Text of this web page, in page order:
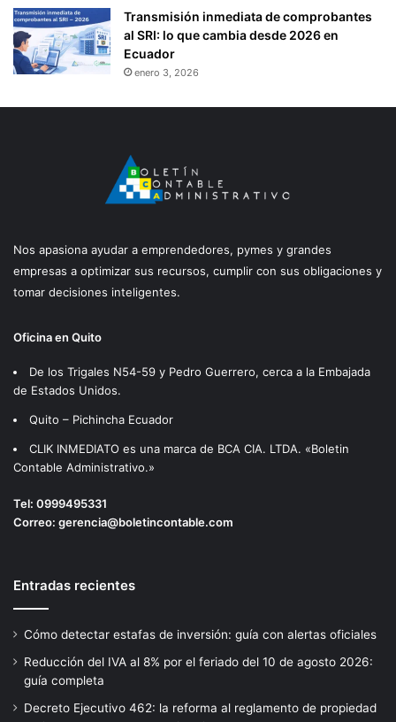
Transmisión inmediata de comprobantes
al SRI: lo que cambia desde 2026 en
Ecuador
enero 3, 2026
Nos apasiona ayudar a emprendedores, pymes y grandes
empresas a optimizar sus recursos, cumplir con sus obligaciones y
tomar decisiones inteligentes.
Oficina en Quito
De los Trigales N54-59 y Pedro Guerrero, cerca a la Embajada
de Estados Unidos.
Quito – Pichincha Ecuador
CLIK INMEDIATO es una marca de BCA CIA. LTDA. «Boletin
Contable Administrativo.»
Tel: 0999495331
Correo: gerencia@boletincontable.com
Entradas recientes
Cómo detectar estafas de inversión: guía con alertas oficiales
Reducción del IVA al 8% por el feriado del 10 de agosto 2026:
guía completa
Decreto Ejecutivo 462: la reforma al reglamento de propiedad